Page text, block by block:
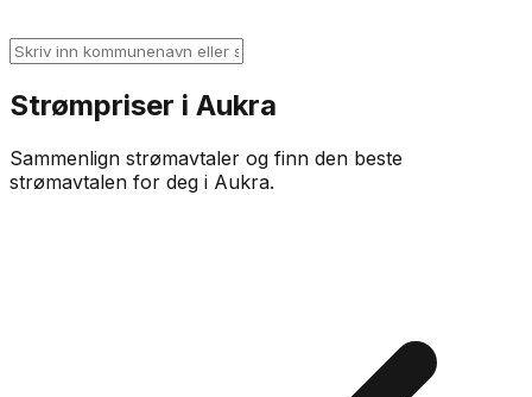
Strømpriser i Aukra
Sammenlign strømavtaler og finn den beste
strømavtalen for deg i Aukra.